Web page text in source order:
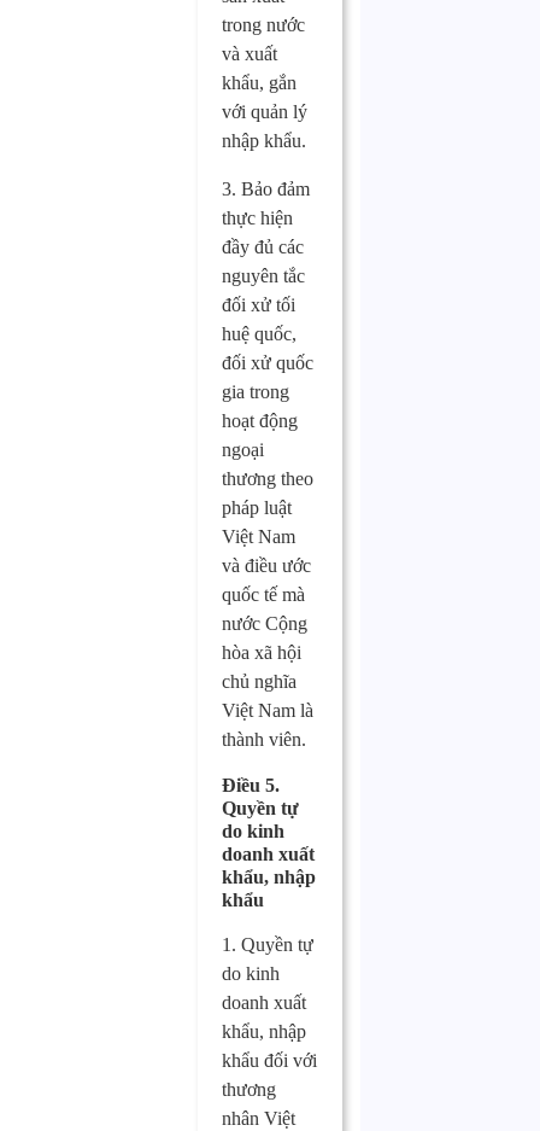
trong nước
và xuất
khẩu, gắn
với quản lý
nhập khẩu.
3. Bảo đảm
thực hiện
đầy đủ các
nguyên tắc
đối xử tối
huệ quốc,
đối xử quốc
gia trong
hoạt động
ngoại
thương theo
pháp luật
Việt Nam
và điều ước
quốc tế mà
nước Cộng
hòa xã hội
chủ nghĩa
Việt Nam là
thành viên.
Điều 5.
Quyền tự
do kinh
doanh xuất
khẩu, nhập
khẩu
1. Quyền tự
do kinh
doanh xuất
khẩu, nhập
khẩu đối với
thương
nhân Việt